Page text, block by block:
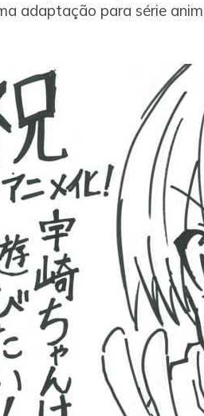
adaptação para série